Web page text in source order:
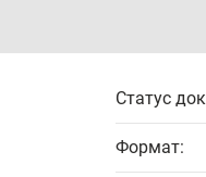
Статус
Формат: